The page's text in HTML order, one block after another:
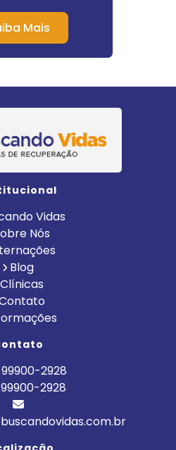
Mais
Vidas
Nós
Blog
Clínicas
99900-2928
99900-2928